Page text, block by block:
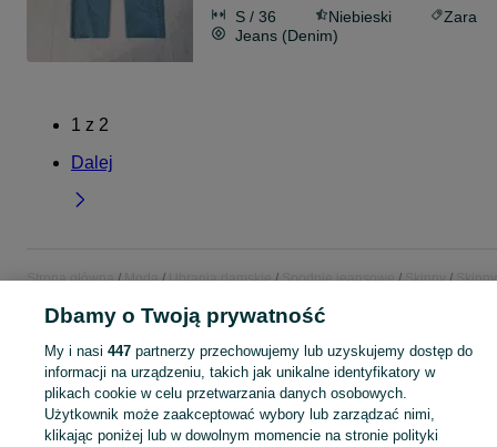
S / 36 Niebieski
Zara
Jeans (Denim)
1 z 2
Dalej
Strona główna Moda Ubrania damskie Spodnie jeansowe Skinny
KATEGORIA
Szeroki wybór jeansów skinny damskich Łowicz ▶️ push-up i high waist ✅ Nowe i używane w dobrych cenach ✌ Znajdź oferty na OLX.pl! Zobacz
Dbamy o Twoją prywatność
My i nasi 447partnerzy przechowujemy lub uzyskujemy dostęp do
informacji na urządzeniu, takich jak unikalne identyfikatory w
plikach cookie w celu przetwarzania danych osobowych.
Użytkownik może zaakceptować wybory lub zarządzać nimi,
klikając poniżej lub w dowolnym momencie na stronie polityki